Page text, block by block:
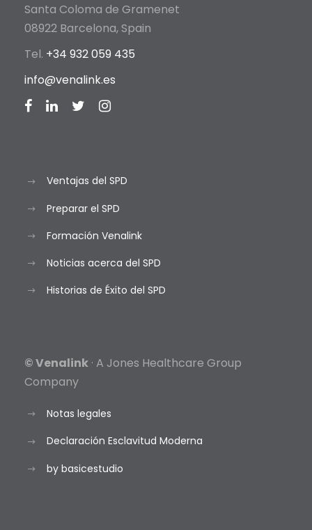
Santa Coloma de Gramenet
08922 Barcelona, Spain
Tel. +34 932 059 435
info@venalink.es
Ventajas del SPD
Preparar el SPD
Formación Venalink
Noticias acerca del SPD
Historias de Éxito del SPD
© Venalink · A Jones Healthcare Group
Company
Notas legales
Declaración Esclavitud Moderna
by basicestudio